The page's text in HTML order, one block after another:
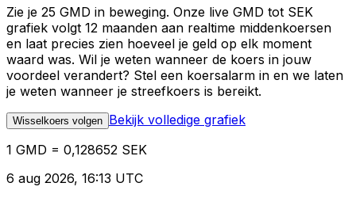
Zie je 25 GMD in beweging. Onze live GMD tot SEK
grafiek volgt 12 maanden aan realtime middenkoersen
en laat precies zien hoeveel je geld op elk moment
waard was. Wil je weten wanneer de koers in jouw
voordeel verandert? Stel een koersalarm in en we laten
je weten wanneer je streefkoers is bereikt.
Wisselkoers volgen Bekijk volledige grafiek
1 GMD = 0,128652 SEK
6 aug 2026, 16:13 UTC